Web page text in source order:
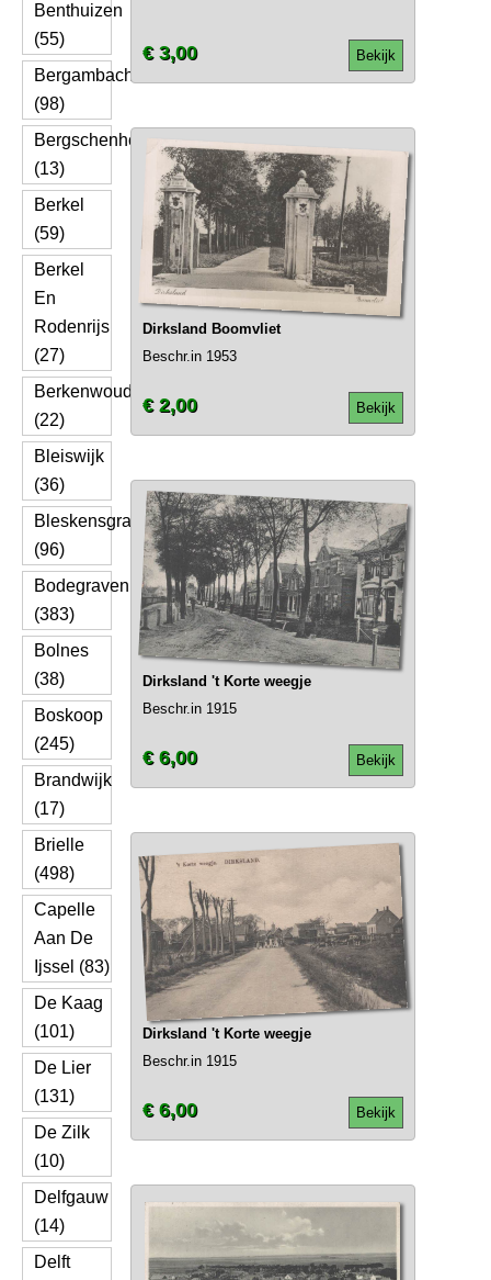
Benthuizen
(55)
Bergambacht
(98)
Bergschenhoek
(13)
Berkel
(59)
Berkel
En
Rodenrijs
(27)
Berkenwoude
(22)
Bleiswijk
(36)
Bleskensgraaf
(96)
Bodegraven
(383)
Bolnes
(38)
Boskoop
(245)
Brandwijk
(17)
Brielle
(498)
Capelle
Aan De
Ijssel (83)
De Kaag
(101)
De Lier
(131)
De Zilk
(10)
Delfgauw
(14)
Delft
Bekijk
€ 3,00
Dirksland Boomvliet
Beschr.in 1953
Bekijk
€ 2,00
Dirksland 't Korte weegje
Beschr.in 1915
Bekijk
€ 6,00
Dirksland 't Korte weegje
Beschr.in 1915
Bekijk
€ 6,00